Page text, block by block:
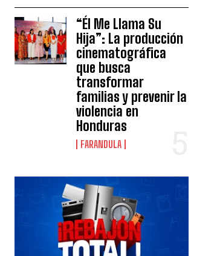
“Él Me Llama Su
Hija”: La producción
cinematográfica
que busca
transformar
familias y prevenir la
violencia en
Honduras
FARANDULA